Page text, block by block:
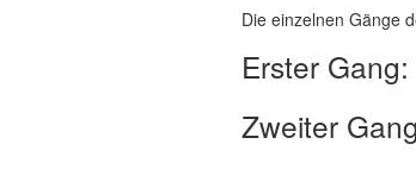
Die einzelnen Gänge
Erster
Zweiter